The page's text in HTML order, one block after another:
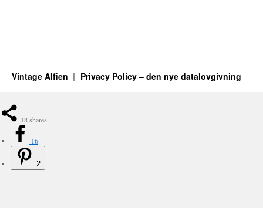
Vintage Alfien Privacy Policy – den nye datalovgivning
18shares
16
2